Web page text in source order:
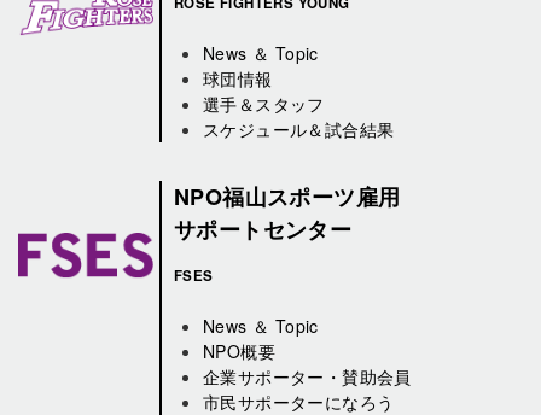
News ＆ Topic
球団情報
選手＆スタッフ
スケジュール＆試合結果
NPO福山スポーツ雇用
サポートセンター
FSES
News ＆ Topic
NPO概要
企業サポーター・賛助会員
市民サポーターになろう